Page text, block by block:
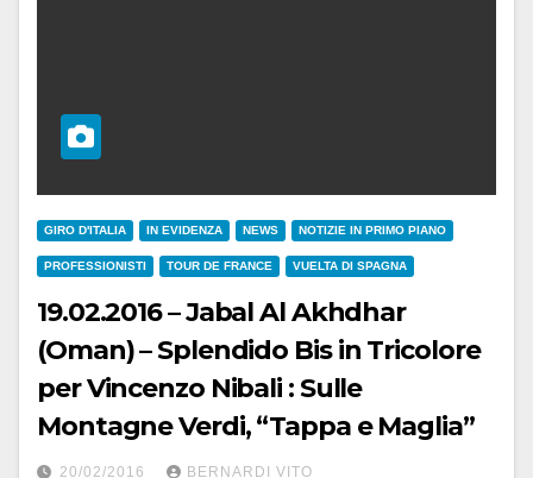
GIRO D'ITALIA IN EVIDENZA NEWS NOTIZIE IN PRIMO PIANO
PROFESSIONISTI TOUR DE FRANCE VUELTA DI SPAGNA
19.02.2016 – Jabal Al Akhdhar
(Oman) – Splendido Bis in Tricolore
per Vincenzo Nibali : Sulle
Montagne Verdi, “Tappa e Maglia”
20/02/2016 BERNARDI VITO